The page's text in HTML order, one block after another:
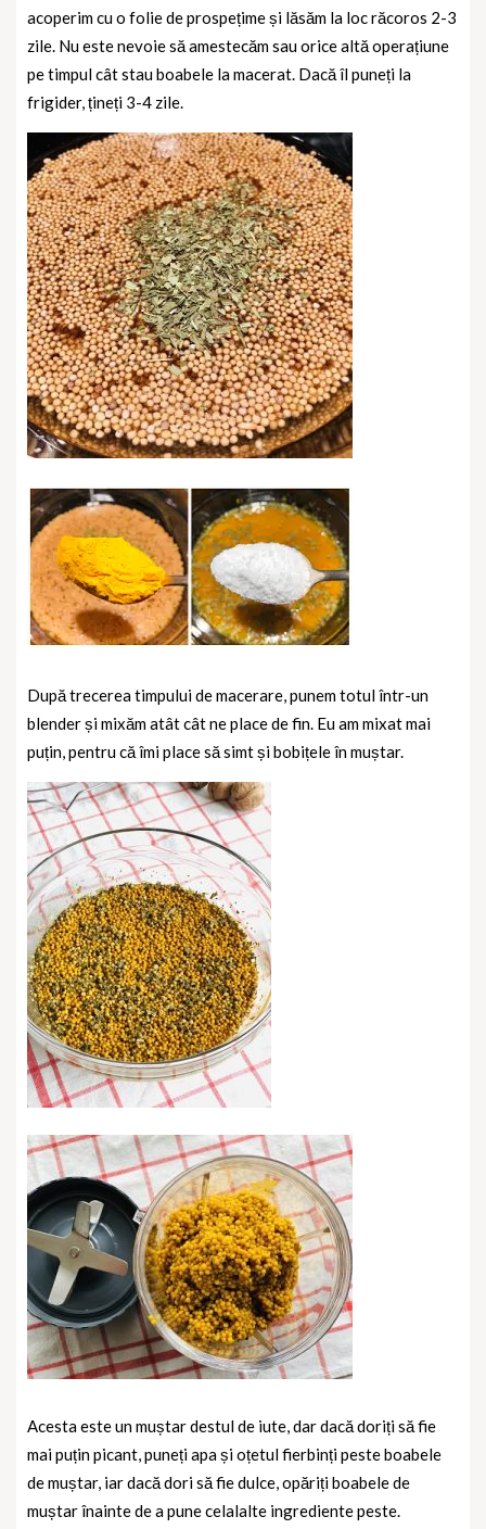
acoperim cu o folie de prospețime și lăsăm la loc răcoros 2-3
zile. Nu este nevoie să amestecăm sau orice altă operațiune
pe timpul cât stau boabele la macerat. Dacă îl puneți la
frigider, țineți 3-4 zile.
După trecerea timpului de macerare, punem totul într-un
blender și mixăm atât cât ne place de fin. Eu am mixat mai
puțin, pentru că îmi place să simt și bobițele în muștar.
Acesta este un muștar destul de iute, dar dacă doriți să fie
mai puțin picant, puneți apa și oțetul fierbinți peste boabele
de muștar, iar dacă dori să fie dulce, opăriți boabele de
muștar înainte de a pune celalalte ingrediente peste.